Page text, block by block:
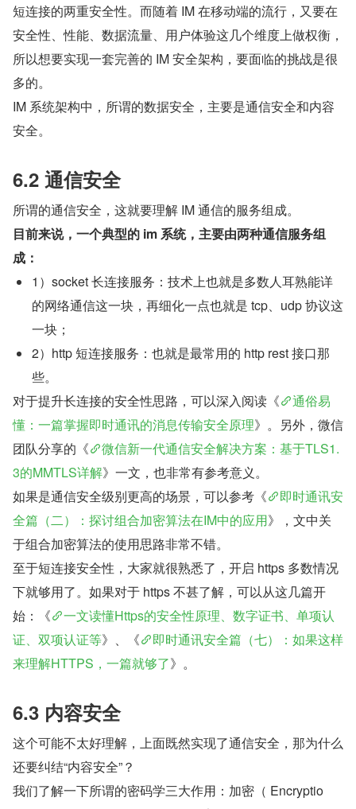
短连接的两重安全性。而随着 IM 在移动端的流行，又要在
安全性、性能、数据流量、用户体验这几个维度上做权衡，
所以想要实现一套完善的 IM 安全架构，要面临的挑战是很
多的。
IM 系统架构中，所谓的数据安全，主要是通信安全和内容
安全。
6.2 通信安全
所谓的通信安全，这就要理解 IM 通信的服务组成。
目前来说，一个典型的 im 系统，主要由两种通信服务组
成：
1）socket 长连接服务：技术上也就是多数人耳熟能详
的网络通信这一块，再细化一点也就是 tcp、udp 协议这
一块；
2）http 短连接服务：也就是最常用的 http rest 接口那
些。
对于提升长连接的安全性思路，可以深入阅读《
通俗易
懂：一篇掌握即时通讯的消息传输安全原理》。另外，微信
团队分享的《
微信新一代通信安全解决方案：基于TLS1.
3的MMTLS详解》一文，也非常有参考意义。
如果是通信安全级别更高的场景，可以参考《
即时通讯安
全篇（二）：探讨组合加密算法在IM中的应用》，文中关
于组合加密算法的使用思路非常不错。
至于短连接安全性，大家就很熟悉了，开启 https 多数情况
下就够用了。如果对于 https 不甚了解，可以从这几篇开
始：《
一文读懂Https的安全性原理、数字证书、单项认
证、双项认证等》、《
即时通讯安全篇（七）：如果这样
来理解HTTPS，一篇就够了》。
6.3 内容安全
这个可能不太好理解，上面既然实现了通信安全，那为什么
还要纠结“内容安全”？
我们了解一下所谓的密码学三大作用：加密（ Encryptio